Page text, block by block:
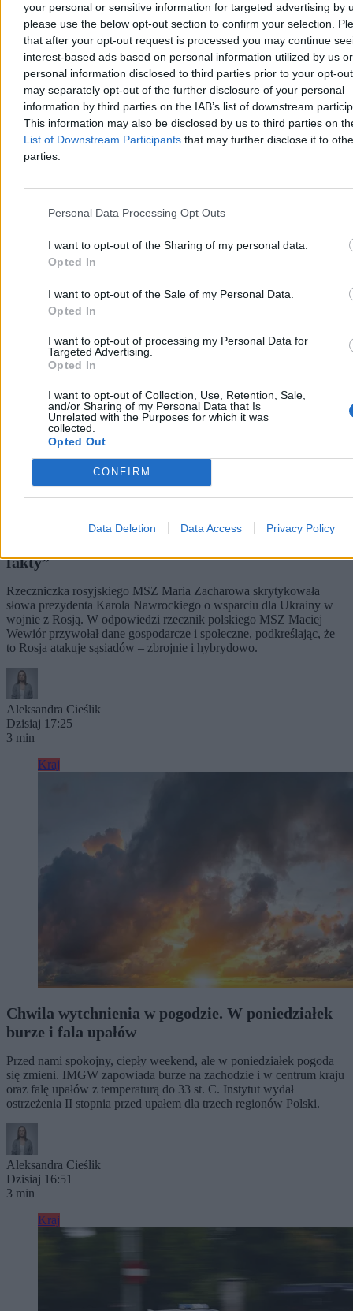
your personal or sensitive information for targeted advertising by
please use the below opt-out section to confirm your selection.
that after your opt-out request is processed you may continue
interest-based ads based on personal information utilized by us or
personal information disclosed to third parties prior to your opt-
may separately opt-out of the further disclosure of your personal
information by third parties on the IAB’s list of downstream
This information may also be disclosed by us to third parties on
List of Downstream Participants that may further disclose it to
parties.
Personal Data Processing Opt Outs
I want to opt-out of the Sharing of my personal data.
Opted In
I want to opt-out of the Sale of my Personal Data.
Opted In
I want to opt-out of processing my Personal Data for
Targeted Advertising.
Opted In
I want to opt-out of Collection, Use, Retention, Sale,
and/or Sharing of my Personal Data that Is
Unrelated with the Purposes for which it was
collected.
Opted Out
CONFIRM
Data Deletion Data Access Privacy Policy
Aleksandra Cieślik
Dzisiaj 18:17
3 min
Reklama
Reklama
Kraj
fakty”
Rzeczniczka rosyjskiego MSZ Maria Zacharowa skrytykowała
słowa prezydenta Karola Nawrockiego o wsparciu dla Ukrainy w
wojnie z Rosją. W odpowiedzi rzecznik polskiego MSZ Maciej
Wewiór przywołał dane gospodarcze i społeczne, podkreślając, że
to Rosja atakuje sąsiadów – zbrojnie i hybrydowo.
Aleksandra Cieślik
Dzisiaj 17:25
3 min
Kraj
Chwila wytchnienia w pogodzie. W poniedziałek
burze i fala upałów
Przed nami spokojny, ciepły weekend, ale w poniedziałek pogoda
się zmieni. IMGW zapowiada burze na zachodzie i w centrum kraju
oraz falę upałów z temperaturą do 33 st. C. Instytut wydał
ostrzeżenia II stopnia przed upałem dla trzech regionów Polski.
Aleksandra Cieślik
Dzisiaj 16:51
3 min
Kraj